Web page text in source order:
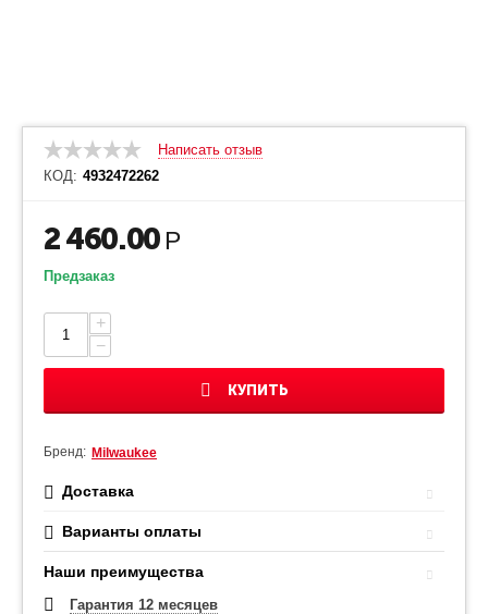
Написать отзыв
КОД: 4932472262
2 460.00Р
Предзаказ
+
−
КУПИТЬ
Бренд: Milwaukee
Доставка
Варианты оплаты
Наши преимущества
Гарантия 12 месяцев